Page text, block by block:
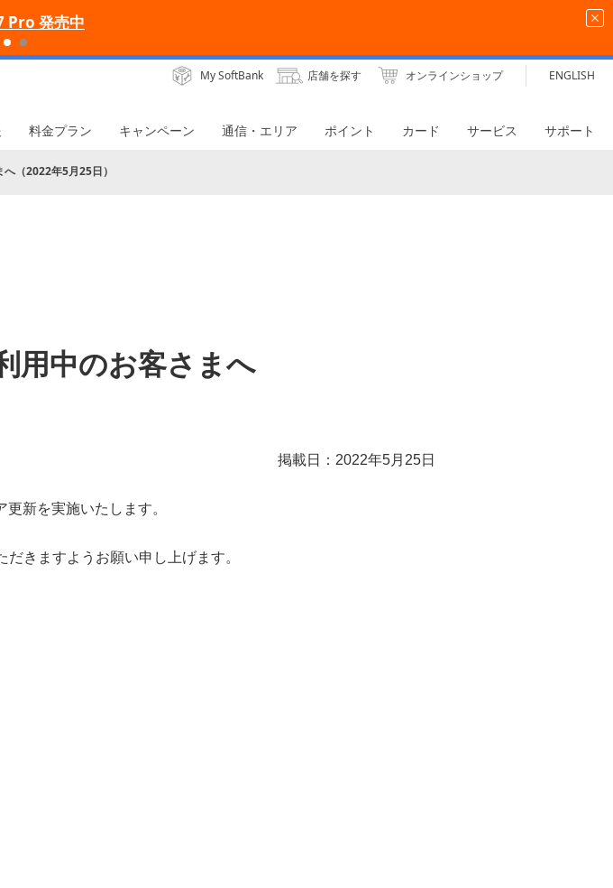
Pro 発売中
My SoftBank 店舗を探す オンラインショップ ENGLISH
料金プラン キャンペーン 通信・エリア ポイント カード サービス サポート
（2022年5月25日）
用中のお客さまへ
掲載日：2022年5月25日
新を実施いたします。
だきますようお願い申し上げます。